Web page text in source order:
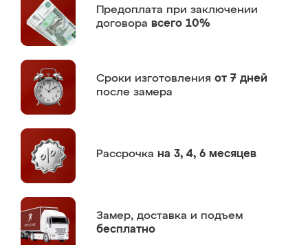
Предоплата при заключении
договора всего 10%
Сроки изготовления от 7 дней
после замера
Рассрочка на 3, 4, 6 месяцев
Замер, доставка и подъем
бесплатно